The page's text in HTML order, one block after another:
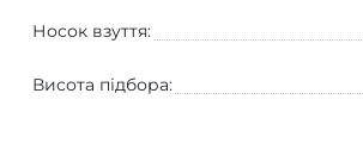
Носок взуття:
Висота підбора: